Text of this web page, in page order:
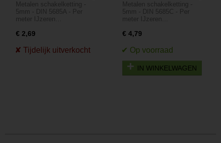
- 5mm - DIN 5685A -
Per meter
Metalen schakelketting -
5mm - DIN 5685A - Per
meter IJzeren…
€ 2,69
- 5mm - DIN 5685C -
Per meter
Metalen schakelketting -
5mm - DIN 5685C - Per
meter IJzeren…
€ 4,79
IN WINKELWAGEN